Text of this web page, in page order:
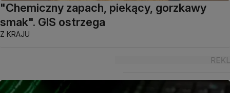
"Chemiczny zapach, piekący, gorzkawy
smak". GIS ostrzega
Z KRAJU